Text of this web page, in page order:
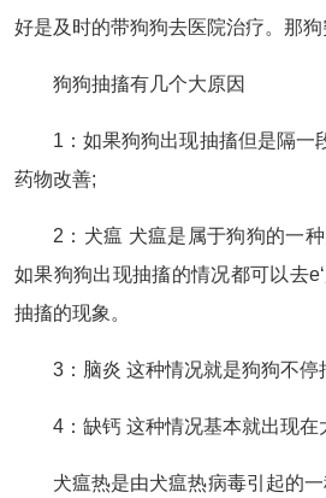
好是及时的带狗狗去医院治疗。那
狗狗抽搐有几个大原因
1：如果狗狗出现抽搐但是隔一
药物改善;
2：犬瘟 犬瘟是属于狗狗的一
如果狗狗出现抽搐的情况都可以去
抽搐的现象。
3：脑炎 这种情况就是狗狗不
4：缺钙 这种情况基本就出现在
犬瘟热是由犬瘟热病毒引起的